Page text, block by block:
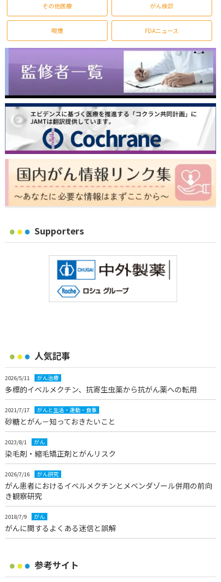
その他医療 がん検診
喫煙 FDAニュース
Supporters
人気記事
2026/5/11 がん治療
多標的イベルメクチン、抗寄生虫薬から抗がん薬への転用
2021/7/17 がんと生活・運動・食事
砂糖とがん－知っておきたいこと
2023/8/1 がん
染毛剤・縮毛矯正剤とがんリスク
2026/7/16 がん研究
がん患者におけるイベルメクチンとメベンダゾール併用の前向
き観察研究
2018/7/9 がん
がんに関するよくある迷信と誤解
参考サイト